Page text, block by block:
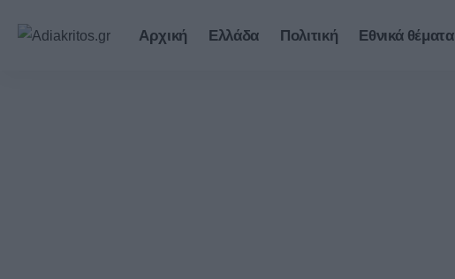
Αρχική Ελλάδα Πολιτική Εθνικά θέματα